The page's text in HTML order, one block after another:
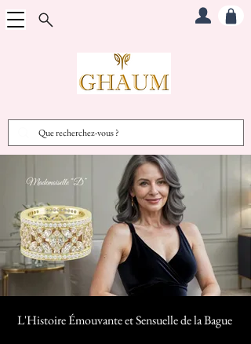
L'Histoire Émouvante et Sensuelle de la Bague